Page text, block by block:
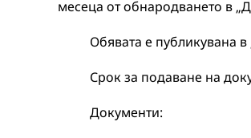
месеца от обнародването в
Обявата е публикувана в
Срок за подаване на
Документи: